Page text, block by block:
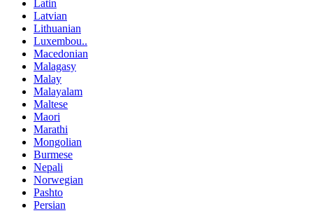
Latin
Latvian
Lithuanian
Luxembou..
Macedonian
Malagasy
Malay
Malayalam
Maltese
Maori
Marathi
Mongolian
Burmese
Nepali
Norwegian
Pashto
Persian